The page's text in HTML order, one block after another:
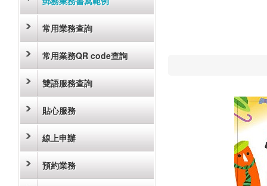
常用業務查詢
常用業務QR code查詢
雙語服務查詢
貼心服務
線上申辦
預約業務